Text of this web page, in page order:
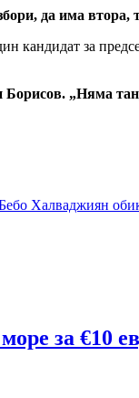
да има втора,
кандидат за
Борисов. „Няма
Халваджиян
за €10